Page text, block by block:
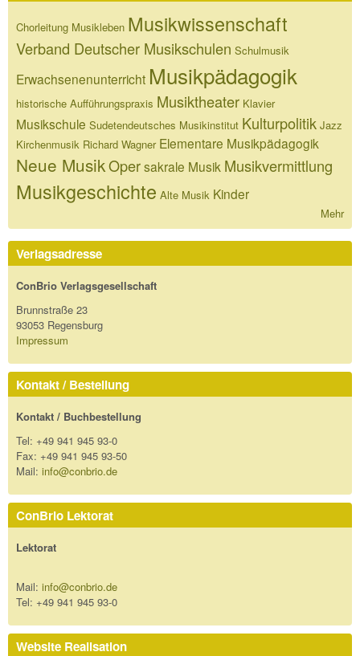
Chorleitung Musikleben Musikwissenschaft
Verband Deutscher Musikschulen Schulmusik
Erwachsenenunterricht Musikpädagogik
historische Aufführungspraxis Musiktheater Klavier
Musikschule Sudetendeutsches Musikinstitut Kulturpolitik Jazz
Kirchenmusik Richard Wagner Elementare Musikpädagogik
Neue MusikOpersakrale Musik Musikvermittlung
Musikgeschichte Alte Musik Kinder
Mehr
Verlagsadresse
ConBrio Verlagsgesellschaft
Brunnstraße 23
93053 Regensburg
Impressum
Kontakt / Bestellung
Kontakt / Buchbestellung
Tel: +49 941 945 93-0
Fax: +49 941 945 93-50
Mail: info@conbrio.de
ConBrio Lektorat
Lektorat
Mail: info@conbrio.de
Tel: +49 941 945 93-0
Website Realisation